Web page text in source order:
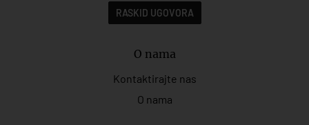
RASKID UGOVORA
O nama
Kontaktirajte nas
O nama